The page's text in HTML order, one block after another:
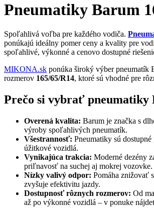
Pneumatiky Barum
Spoľahlivá voľba pre každého vodiča.
ponúkajú ideálny pomer ceny a kvality pre
spoľahlivé, výkonné a cenovo dostupné
MIKONA.sk ponúka široký výber pneumatík
rozmerov 165/65/R14, ktoré sú vhodné pre
Prečo si vybrať pneumatiky
Overená kvalita: Barum je značka s
výroby spoľahlivých pneumatík.
Všestrannosť: Pneumatiky sú
úžitkové vozidlá.
Vynikajúca trakcia: Moderné dezény
priľnavosť na suchej aj mokrej vozovke.
Nízky valivý odpor: Pomáha znižovať
zvyšuje efektivitu jazdy.
Dostupnosť rôznych rozmerov: Od
až po výkonné vozidlá – v ponuke